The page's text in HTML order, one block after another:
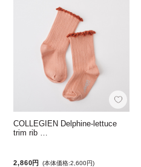
COLLEGIEN Delphine-lettuce
trim rib …
2,860円 (本体価格:2,600円)